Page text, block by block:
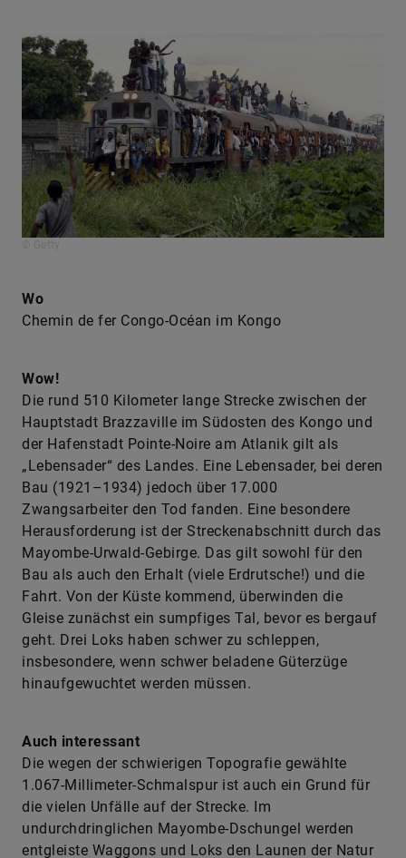
Wo
Chemin de fer Congo-Océan im Kongo
Wow!
Die rund 510 Kilometer lange Strecke zwischen der
Hauptstadt Brazzaville im Südosten des Kongo und
der Hafenstadt Pointe-Noire am Atlanik gilt als
„Lebensader“ des Landes. Eine Lebensader, bei deren
Bau (1921–1934) jedoch über 17.000
Zwangsarbeiter den Tod fanden. Eine besondere
Herausforderung ist der Streckenabschnitt durch das
Mayombe-Urwald-Gebirge. Das gilt sowohl für den
Bau als auch den Erhalt (viele Erdrutsche!) und die
Fahrt. Von der Küste kommend, überwinden die
Gleise zunächst ein sumpfiges Tal, bevor es bergauf
geht. Drei Loks haben schwer zu schleppen,
insbesondere, wenn schwer beladene Güterzüge
hinaufgewuchtet werden müssen.
Auch interessant
Die wegen der schwierigen Topografie gewählte
1.067-Millimeter-Schmalspur ist auch ein Grund für
die vielen Unfälle auf der Strecke. Im
undurchdringlichen Mayombe-Dschungel werden
entgleiste Waggons und Loks den Launen der Natur